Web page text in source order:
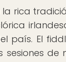
rica
país. El
de